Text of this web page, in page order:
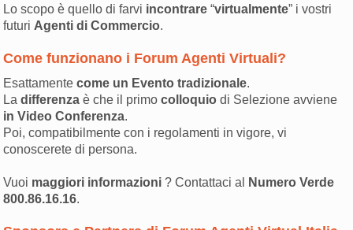
Lo scopo è quello di farvi incontrare “virtualmente” i vostri
futuri Agenti di Commercio.
Come funzionano i Forum Agenti Virtuali?
Esattamentecome un Evento tradizionale.
Ladifferenza è che il primocolloquio di Selezione avviene
in Video Conferenza.
Poi, compatibilmente con i regolamenti in vigore, vi
conoscerete di persona.
Vuoi maggiori informazioni ? Contattaci al
Numero Verde
800.86.16.16.